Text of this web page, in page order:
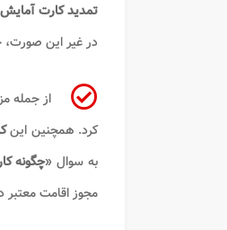
تمدید کارت آمایش
در غیر این صورت،
از جمله
کرد. همچنین این
به سوال «چگونه
مجوز اقامت معتبر